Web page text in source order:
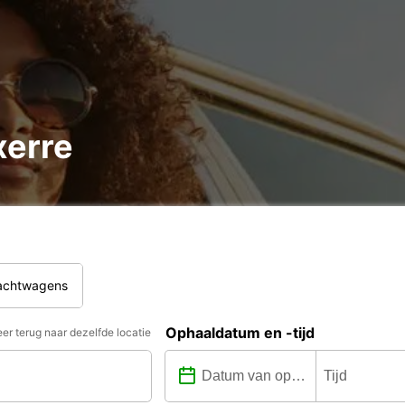
terug naar dezelfde locatie Ophaaldatum en -tijd